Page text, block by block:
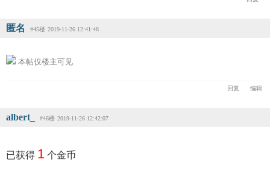
匿名 #45楼 2019-11-26 12:41:48
本帖仅楼主可见
回复 编辑
albert_ #46楼 2019-11-26 12:42:07
已获得 1 个金币